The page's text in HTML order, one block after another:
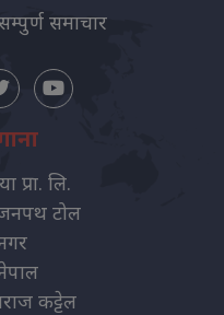
समाचार
प्रा. लि.
जनपथ टोल
कट्टेल